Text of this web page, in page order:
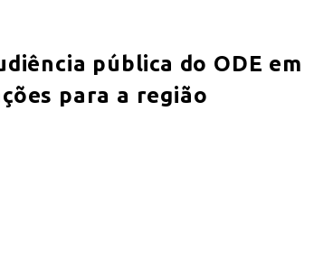
pública do ODE em
para a região